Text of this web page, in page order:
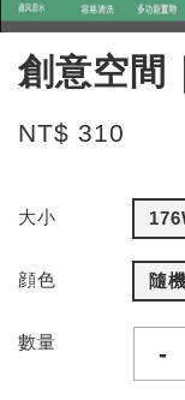
創意空間
NT$ 310
大小
顔色 隨
數量 -